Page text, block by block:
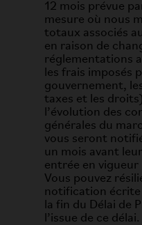
12 mois prévue
mesure où nous
totaux associés
en raison de
réglementations
les frais imposés
gouvernement,
taxes et les
l’évolution des
générales du
vous seront
un mois avant leur
entrée en vigueur
Vous pouvez
notification écrite
la fin du Délai de
l’issue de ce délai.